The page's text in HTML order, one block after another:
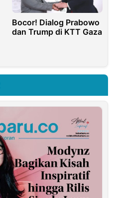
Bocor! Dialog Prabowo
dan Trump di KTT Gaza